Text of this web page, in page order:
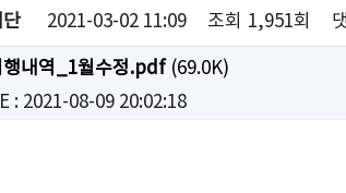
2021-03-02 11:09 조회 1,951회
행내역_1월수정.pdf (69.0K)
: 2021-08-09 20:02:18